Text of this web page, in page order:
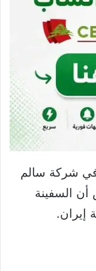
في شركة سالم
السفينة